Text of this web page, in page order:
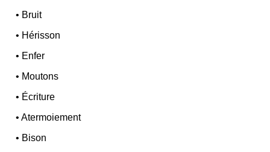
• Bruit
• Hérisson
• Enfer
• Moutons
• Écriture
•Atermoiement
• Bison